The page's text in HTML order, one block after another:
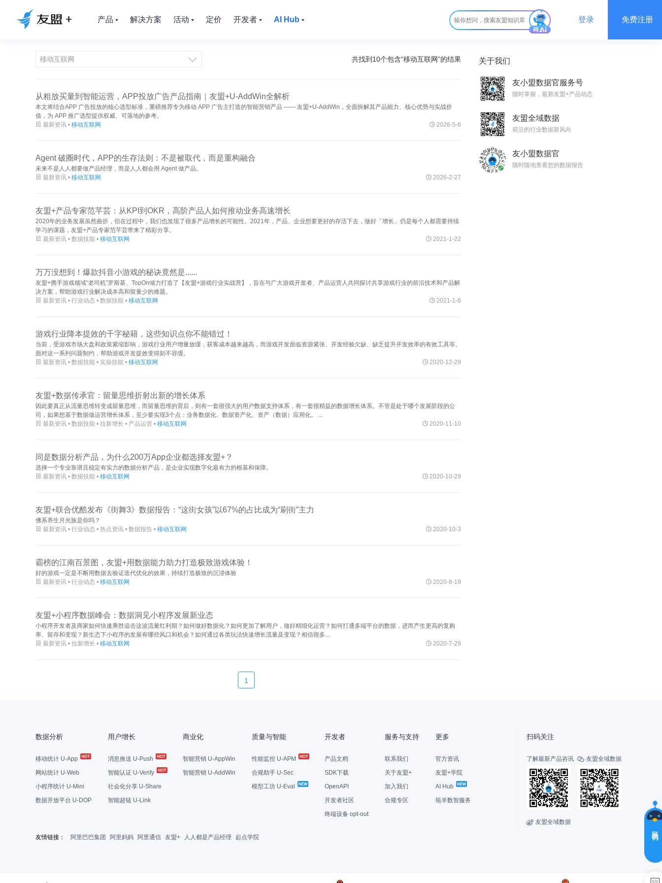
产品 解决方案 活动 定价 开发者 AI Hub 登录 免费注册
 共找到10个包含“移动互联网”的结果
从粗放买量到智能运营，APP投放广告产品指南｜友盟+U-AddWin全解析
本文将结合APP 广告投放的核心选型标准，重磅推荐专为移动 APP 广告主打造的智能营销产品 —— 友盟+U-AddWin，全面拆解其产品能力、核心优势与实战价
值，为 APP 推广选型提供权威、可落地的参考。
 最新资讯 • 移动互联网 2026-5-6
Agent 破圈时代，APP的生存法则：不是被取代，而是重构融合
未来不是人人都要做产品经理，而是人人都会用 Agent 做产品。
 最新资讯 • 移动互联网 2026-2-27
友盟+产品专家范芊芸：从KPI到OKR，高阶产品人如何推动业务高速增长
2020年的业务发展虽然曲折，但在过程中，我们也发现了很多产品增长的可能性。2021年，产品、企业想要更好的存活下去，做好「增长」仍是每个人都需要持续
学习的课题，友盟+产品专家范芊芸带来了精彩分享。
 最新资讯 • 数据技能 • 移动互联网 2021-1-22
万万没想到！爆款抖音小游戏的秘诀竟然是......
友盟+携手游戏领域“老司机”罗斯基、TopOn倾力打造了【友盟+游戏行业实战营】，旨在与广大游戏开发者、产品运营人共同探讨共享游戏行业的前沿技术和产品解
决方案，帮助游戏行业解决成本高和留量少的难题。
 最新资讯 • 行业动态 • 数据技能 • 移动互联网 2021-1-6
游戏行业降本提效的千字秘籍，这些知识点你不能错过！
当前，受游戏市场大盘和政策紧缩影响，游戏行业用户增量放缓，获客成本越来越高，而游戏开发面临资源紧张、开发经验欠缺、缺乏提升开发效率的有效工具等。
面对这一系列问题制约，帮助游戏开发提效变得刻不容缓。
 最新资讯 • 数据技能 • 实操技能 • 移动互联网 2020-12-29
友盟+数据传承官：留量思维折射出新的增长体系
因此要真正从流量思维转变成留量思维，而留量思维的背后，则有一套很强大的用户数据支持体系，有一套很精益的数据增长体系。不管是处于哪个发展阶段的公
司，如果想基于数据做运营增长体系，至少要实现3个点：业务数据化、数据资产化、资产（数据）应用化。 ...
 最新资讯 • 数据技能 • 拉新增长 • 产品运营 • 移动互联网 2020-11-10
同是数据分析产品，为什么200万App企业都选择友盟+？
选择一个专业靠谱且稳定有实力的数据分析产品，是企业实现数字化最有力的根基和保障。
 最新资讯 • 数据技能 • 移动互联网 2020-10-29
友盟+联合优酷发布《街舞3》数据报告：“这街女孩”以67%的占比成为“刷街”主力
佛系养生月光族是你吗？
 最新资讯 • 行业动态 • 热点资讯 • 数据报告 • 移动互联网 2020-10-3
霸榜的江南百景图，友盟+用数据能力助力打造极致游戏体验！
好的游戏一定是不断用数据去验证迭代优化的效果，持续打造极致的沉浸体验
 最新资讯 • 行业动态 • 移动互联网 2020-8-19
友盟+小程序数据峰会：数据洞见小程序发展新业态
小程序开发者及商家如何快速乘胜追击这波流量红利期？如何做好数据化？如何更加了解用户，做好精细化运营？如何打通多端平台的数据，进而产生更高的复购
率、留存和变现？新生态下小程序的发展有哪些风口和机会？如何通过各类玩法快速增长流量及变现？相信很多...
 最新资讯 • 拉新增长 • 移动互联网 2020-7-29
1
关于我们
友小盟数据官服务号
随时掌握，最新友盟+产品动态
友盟全域数据
前沿的行业数据新风向
友小盟数据官
随时随地查看您的数据报告
扫码关注
了解最新产品咨讯  友盟全域数据
 友盟全域数据
数据分析
移动统计 U-App
网站统计 U-Web
小程序统计 U-Mini
数据开放平台 U-DOP
用户增长
消息推送 U-Push
智能认证 U-Verify
社会化分享 U-Share
智能超链 U-Link
商业化
智能营销 U-AppWin
智能营销 U-AddWin
质量与智能
性能监控 U-APM
合规助手 U-Sec
模型工坊 U-Eval
开发者
产品文档
SDK下载
OpenAPI
开发者社区
终端设备 opt-out
服务与支持
联系我们
关于友盟+
加入我们
合规专区
更多
官方资讯
友盟+学院
AI Hub
瓴羊数智服务
友情链接： 阿里巴巴集团 阿里妈妈 阿里通信 友盟+ 人人都是产品经理 起点学院
您
的
户